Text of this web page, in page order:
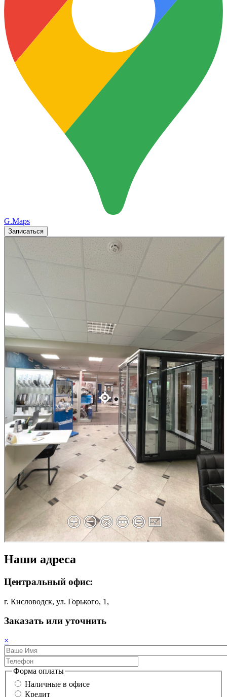
G.Maps
Записаться
Наши адреса
Центральный офис:
г. Кисловодск, ул. Горького, 1,
Заказать или уточнить
×
Форма оплаты
Наличные в офисе
Кредит